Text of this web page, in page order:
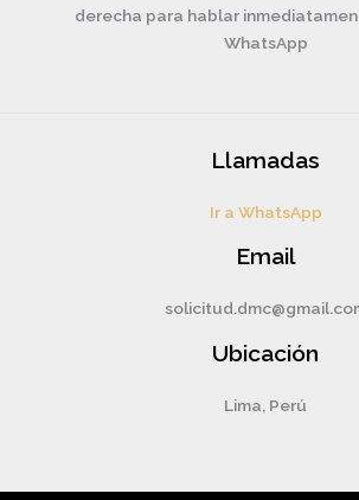
derecha para hablar
WhatsApp
Llamadas
Ir a WhatsApp
Email
Ubicación
Lima, Perú